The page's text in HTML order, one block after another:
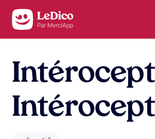
Aller au contenu